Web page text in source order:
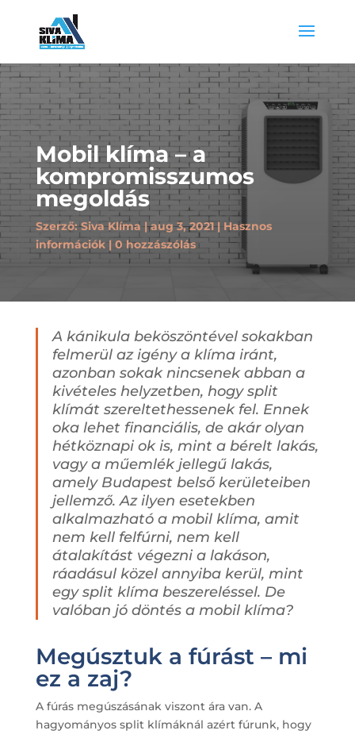
Mobil klíma – a
kompromisszumos
megoldás
Szerző:Siva Klíma aug 3, 2021
Hasznos
információk
0 hozzászólás
A kánikula beköszöntével sokakban
felmerül az igény a klíma iránt,
azonban sokak nincsenek abban a
kivételes helyzetben, hogy split
klímát szereltethessenek fel. Ennek
oka lehet financiális, de akár olyan
hétköznapi ok is, mint a bérelt lakás,
vagy a műemlék jellegű lakás,
amely Budapest belső kerületeiben
jellemző. Az ilyen esetekben
alkalmazható a mobil klíma, amit
nem kell felfúrni, nem kell
átalakítást végezni a lakáson,
ráadásul közel annyiba kerül, mint
egy split klíma beszereléssel. De
valóban jó döntés a mobil klíma?
Megúsztuk a fúrást – mi
ez a zaj?
A fúrás megúszásának viszont ára van. A
hagyományos split klímáknál azért fúrunk, hogy